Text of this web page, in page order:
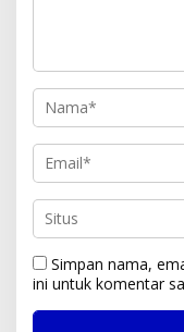
Simpan nama,
ini untuk komentar